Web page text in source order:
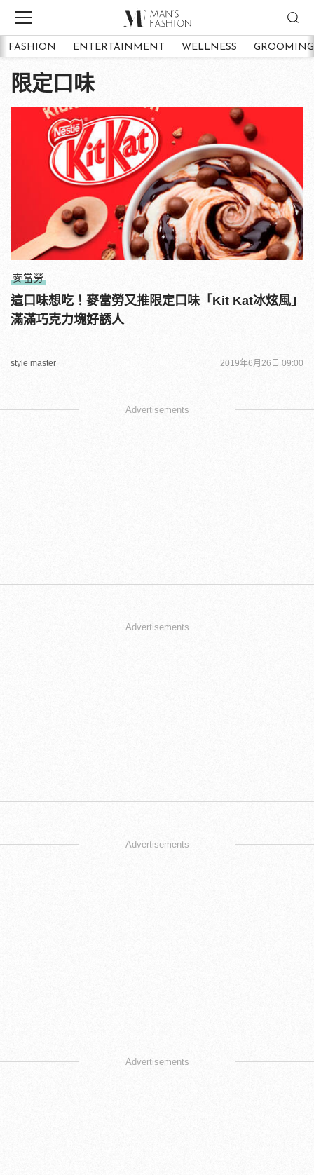
FASHION ENTERTAINMENT WELLNESS GROOMING
限定口味
麥當勞
這口味想吃！麥當勞又推限定口味「Kit Kat冰炫風」
滿滿巧克力塊好誘人
style master 2019年6月26日 09:00
Advertisements
Advertisements
Advertisements
Advertisements